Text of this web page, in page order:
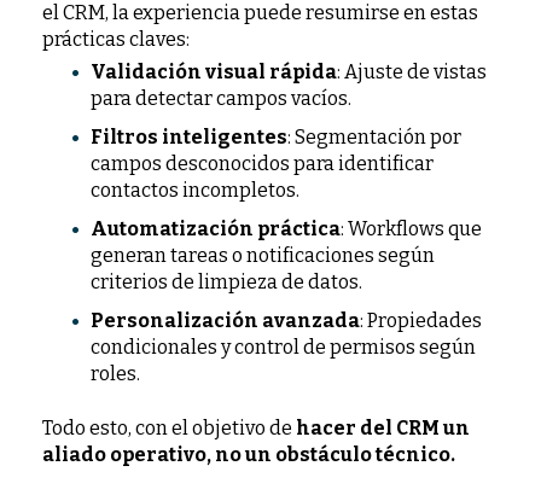
el CRM, la experiencia puede resumirse en estas
prácticas claves:
Validación visual rápida: Ajuste de vistas
para detectar campos vacíos.
Filtros inteligentes: Segmentación por
campos desconocidos para identificar
contactos incompletos.
Automatización práctica: Workflows que
generan tareas o notificaciones según
criterios de limpieza de datos.
Personalización avanzada: Propiedades
condicionales y control de permisos según
roles.
Todo esto, con el objetivo de hacer del CRM un
aliado operativo, no un obstáculo técnico.